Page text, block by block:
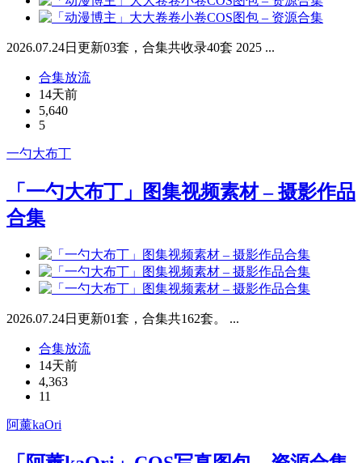
2026.07.24日更新03套，合集共收录40套 2025 ...
合集放流
14天前
5,640
5
一勺大布丁
「一勺大布丁」图集视频素材 – 摄影作品
合集
2026.07.24日更新01套，合集共162套。 ...
合集放流
14天前
4,363
11
阿薰kaOri